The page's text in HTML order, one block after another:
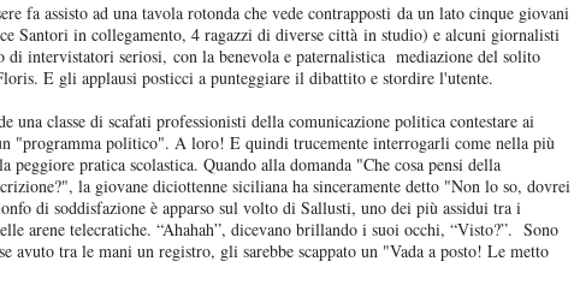
fa assisto ad una tavola rotonda che vede contrapposti da un lato cinque giovani
Santori in collegamento, 4 ragazzi di diverse città in studio) e alcuni giornalisti
di intervistatori seriosi, con la benevola e paternalistica mediazione del solito
E gli applausi posticci a punteggiare il dibattito e stordire l'utente.
una classe di scafati professionisti della comunicazione politica contestare ai
"programma politico". A loro! E quindi trucemente interrogarli come nella più
peggiore pratica scolastica. Quando alla domanda "Che cosa pensi della
la giovane diciottenne siciliana ha sinceramente detto "Non lo so, dovrei
di soddisfazione è apparso sul volto di Sallusti, uno dei più assidui tra i
arene telecratiche. “Ahahah”, dicevano brillando i suoi occhi, “Visto?”. Sono
avuto tra le mani un registro, gli sarebbe scappato un "Vada a posto! Le metto